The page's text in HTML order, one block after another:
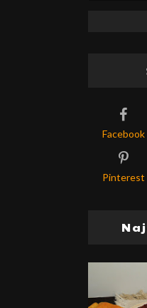
Facebook
Pinterest